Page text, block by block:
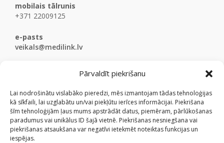
Pārvaldīt piekrišanu
Lai nodrošinātu vislabāko pieredzi, mēs izmantojam tādas tehnoloģijas
kā sīkfaili, lai uzglabātu un/vai piekļūtu ierīces informācijai. Piekrišana
šīm tehnoloģijām ļaus mums apstrādāt datus, piemēram, pārlūkošanas
paradumus vai unikālus ID šajā vietnē. Piekrišanas nesniegšana vai
piekrišanas atsaukšana var negatīvi ietekmēt noteiktas funkcijas un
iespējas.
mobilais tālrunis
+371 22009125
e-pasts
veikals@medilink.lv